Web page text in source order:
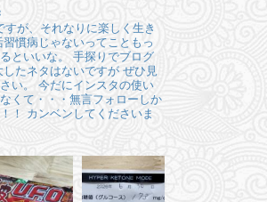
すが、それなりに楽しく生き
習慣病じゃないってこともっ
といいな。
手探りでブログ
したネタはないですが ぜひ見
い。
今だにインスタの使い
くて・・・無言フォローしか
！
カンベンしてくださいま